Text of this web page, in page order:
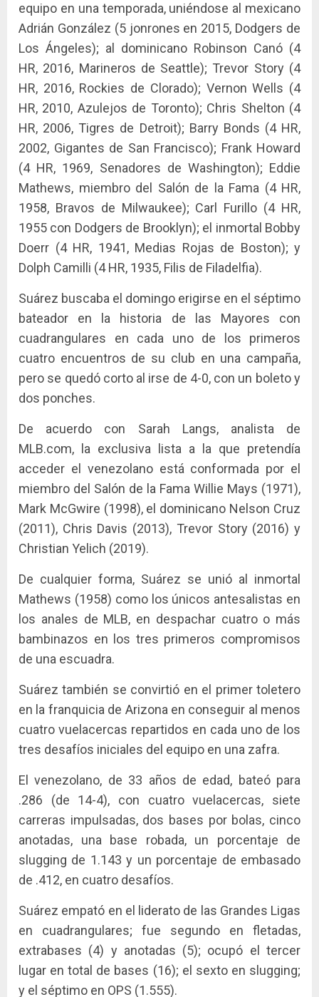
equipo en una temporada, uniéndose al mexicano
Adrián González (5 jonrones en 2015, Dodgers de
Los Ángeles); al dominicano Robinson Canó (4
HR, 2016, Marineros de Seattle); Trevor Story (4
HR, 2016, Rockies de Clorado); Vernon Wells (4
HR, 2010, Azulejos de Toronto); Chris Shelton (4
HR, 2006, Tigres de Detroit); Barry Bonds (4 HR,
2002, Gigantes de San Francisco); Frank Howard
(4 HR, 1969, Senadores de Washington); Eddie
Mathews, miembro del Salón de la Fama (4 HR,
1958, Bravos de Milwaukee); Carl Furillo (4 HR,
1955 con Dodgers de Brooklyn); el inmortal Bobby
Doerr (4 HR, 1941, Medias Rojas de Boston); y
Dolph Camilli (4 HR, 1935, Filis de Filadelfia).
Suárez buscaba el domingo erigirse en el séptimo
bateador en la historia de las Mayores con
cuadrangulares en cada uno de los primeros
cuatro encuentros de su club en una campaña,
pero se quedó corto al irse de 4-0, con un boleto y
dos ponches.
De acuerdo con Sarah Langs, analista de
MLB.com, la exclusiva lista a la que pretendía
acceder el venezolano está conformada por el
miembro del Salón de la Fama Willie Mays (1971),
Mark McGwire (1998), el dominicano Nelson Cruz
(2011), Chris Davis (2013), Trevor Story (2016) y
Christian Yelich (2019).
De cualquier forma, Suárez se unió al inmortal
Mathews (1958) como los únicos antesalistas en
los anales de MLB, en despachar cuatro o más
bambinazos en los tres primeros compromisos
de una escuadra.
​​Suárez también se convirtió en el primer toletero
en la franquicia de Arizona en conseguir al menos
cuatro vuelacercas repartidos en cada uno de los
tres desafíos iniciales del equipo en una zafra.
El venezolano, de 33 años de edad, bateó para
.286 (de 14-4), con cuatro vuelacercas, siete
carreras impulsadas, dos bases por bolas, cinco
anotadas, una base robada, un porcentaje de
slugging de 1.143 y un porcentaje de embasado
de .412, en cuatro desafíos.
Suárez empató en el liderato de las Grandes Ligas
en cuadrangulares; fue segundo en fletadas,
extrabases (4) y anotadas (5); ocupó el tercer
lugar en total de bases (16); el sexto en slugging;
y el séptimo en OPS (1.555).